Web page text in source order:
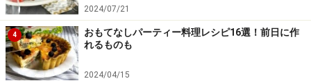
～2分焼きます。
焼き時間は目安となります。チョコレート色のため、焼
き加減が不安な場合は、竹串をさし、何もつかなかった
ら、焼き上がりです。
2024/07/21
4
おもてなしパーティー料理レシピ16選！前日に作
れるものも
2024/04/15